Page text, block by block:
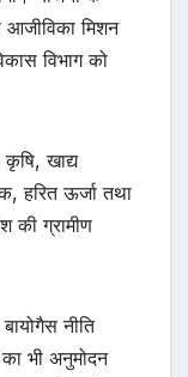
आजीविका मिशन
विभाग को
खाद्य
हरित ऊर्जा तथा
की ग्रामीण
नीति
भी अनुमोदन